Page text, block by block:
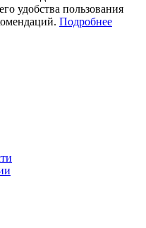
удобства пользования
Подробнее